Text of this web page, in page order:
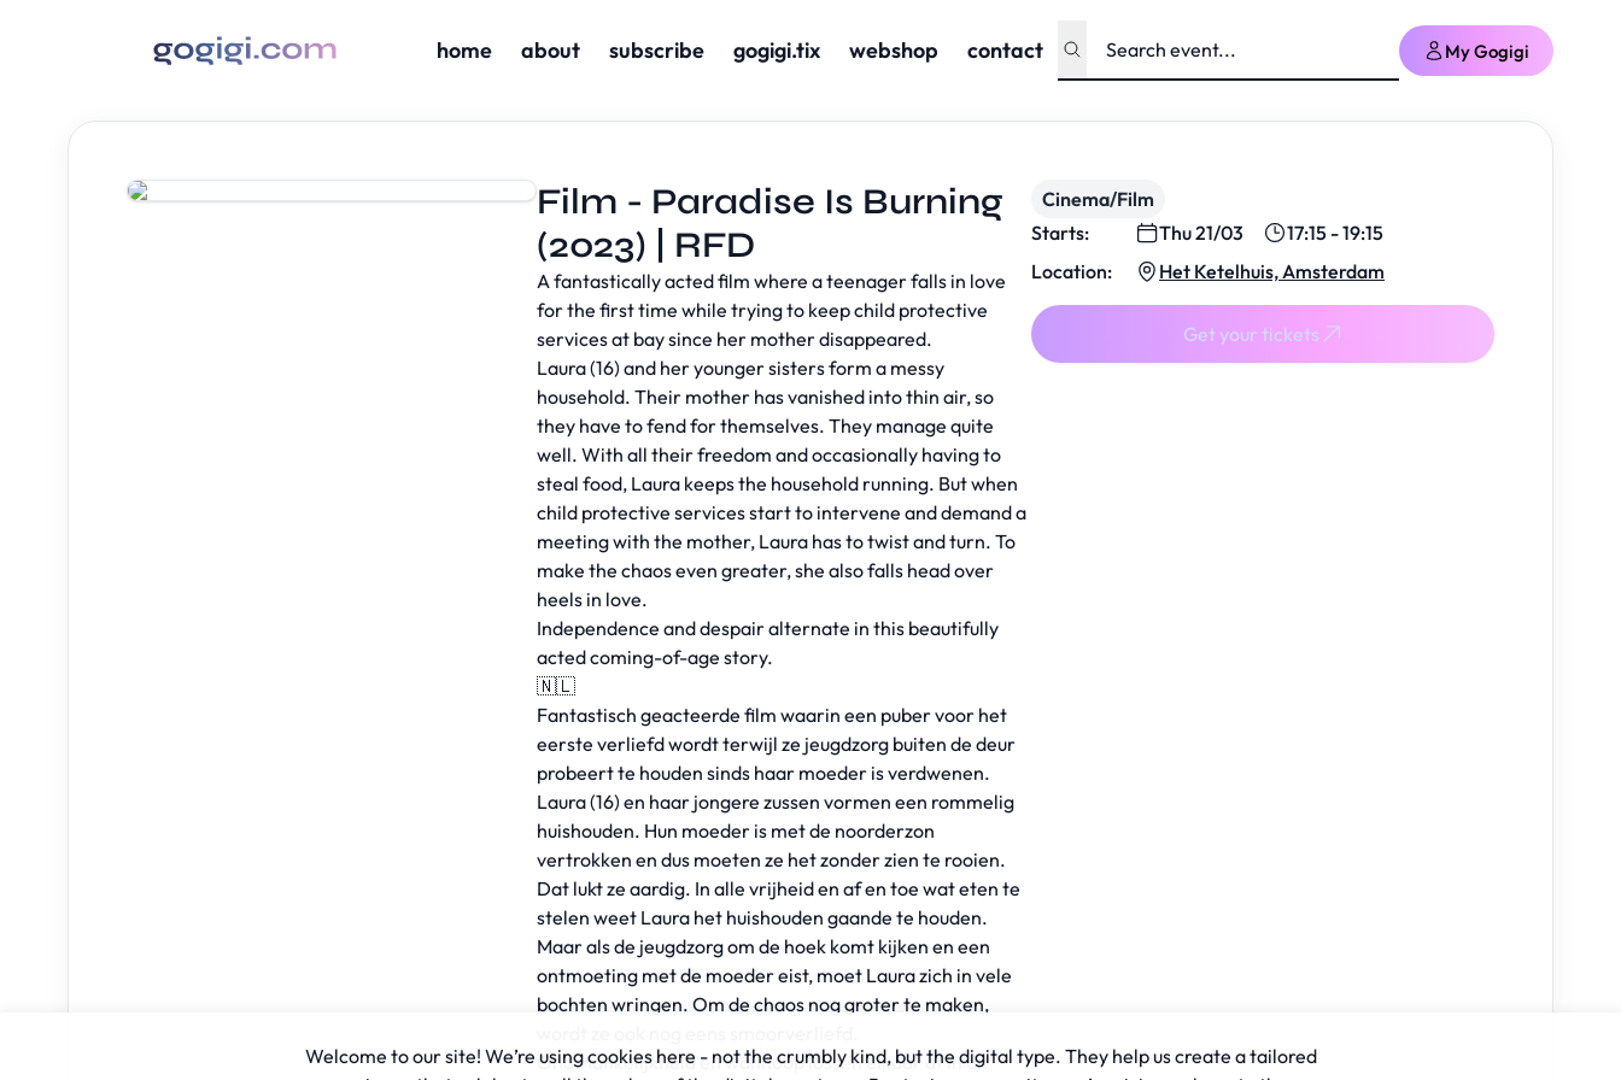
home about subscribe gogigi.tix webshop contact My Gogigi
Film - Paradise Is Burning
(2023) | RFD
A fantastically acted film where a teenager falls in love
for the first time while trying to keep child protective
services at bay since her mother disappeared.
Laura (16) and her younger sisters form a messy
household. Their mother has vanished into thin air, so
they have to fend for themselves. They manage quite
well. With all their freedom and occasionally having to
steal food, Laura keeps the household running. But when
child protective services start to intervene and demand a
meeting with the mother, Laura has to twist and turn. To
make the chaos even greater, she also falls head over
heels in love.
Independence and despair alternate in this beautifully
acted coming-of-age story.
🇳🇱
Fantastisch geacteerde film waarin een puber voor het
eerste verliefd wordt terwijl ze jeugdzorg buiten de deur
probeert te houden sinds haar moeder is verdwenen.
Laura (16) en haar jongere zussen vormen een rommelig
huishouden. Hun moeder is met de noorderzon
vertrokken en dus moeten ze het zonder zien te rooien.
Dat lukt ze aardig. In alle vrijheid en af en toe wat eten te
stelen weet Laura het huishouden gaande te houden.
Maar als de jeugdzorg om de hoek komt kijken en een
ontmoeting met de moeder eist, moet Laura zich in vele
bochten wringen. Om de chaos nog groter te maken,
Onafhankelijkheid en wanhoop lossen elkaar af in dit
Cinema/Film
Starts:
Thu 21/03
17:15 - 19:15
Location:
Het Ketelhuis, Amsterdam
Get your tickets
Welcome to our site! We’re using cookies here - not the crumbly kind, but the digital type. They help us create a tailored